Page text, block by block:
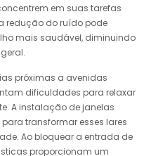
em suas tarefas
redução do ruído pode
mais saudável, diminuindo
próximas a avenidas
dificuldades para relaxar
A instalação de janelas
transformar esses lares
Ao bloquear a entrada de
proporcionam um